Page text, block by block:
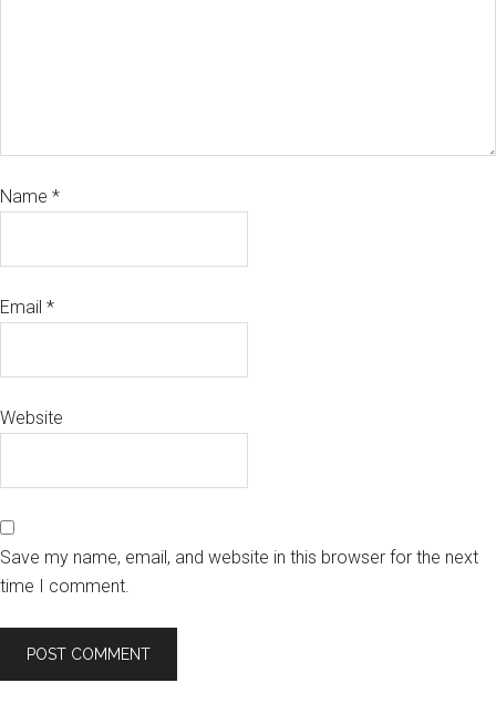
Name *
Email *
Website
Save my name, email, and website in this browser for the next
time I comment.